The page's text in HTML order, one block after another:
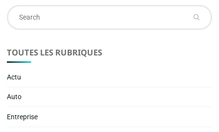
TOUTES LES RUBRIQUES
Actu
Auto
Entreprise